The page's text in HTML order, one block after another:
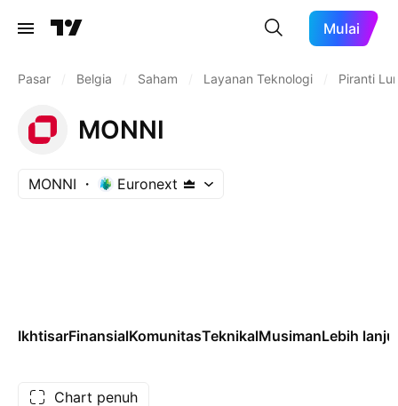
Mulai
Pasar Belgia Saham Layanan Teknologi Piranti
MONNI
MONNI Euronext
IkhtisarFinansialKomunitasTeknikalMusimanLebih
Chart penuh